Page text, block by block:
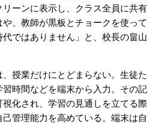
ーンに表示し、クラス全員に共有
、教師が黒板とチョークを使って
ではありません」と、校長の畠山
授業だけにとどまらない。生徒た
時間などを端末から入力。その記
化され、学習の見通しを立てる際
管理能力を高めている。端末は自